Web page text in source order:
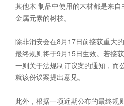
其他木 制品中使用的木材都是来
金属元素的树枝。
除非消安会在8月17日前接获重大
最终规则将于9月15日生效。若接
一则关于法规制订议案的通知，而
就该份议案提出意见。
此外，根据一项近期公布的最终规